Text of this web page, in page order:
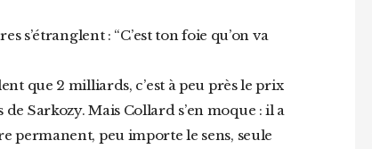
s’étranglent : “C’est ton foie qu’on va
que 2 milliards, c’est à peu près le prix
Sarkozy. Mais Collard s’en moque : il a
permanent, peu importe le sens, seule